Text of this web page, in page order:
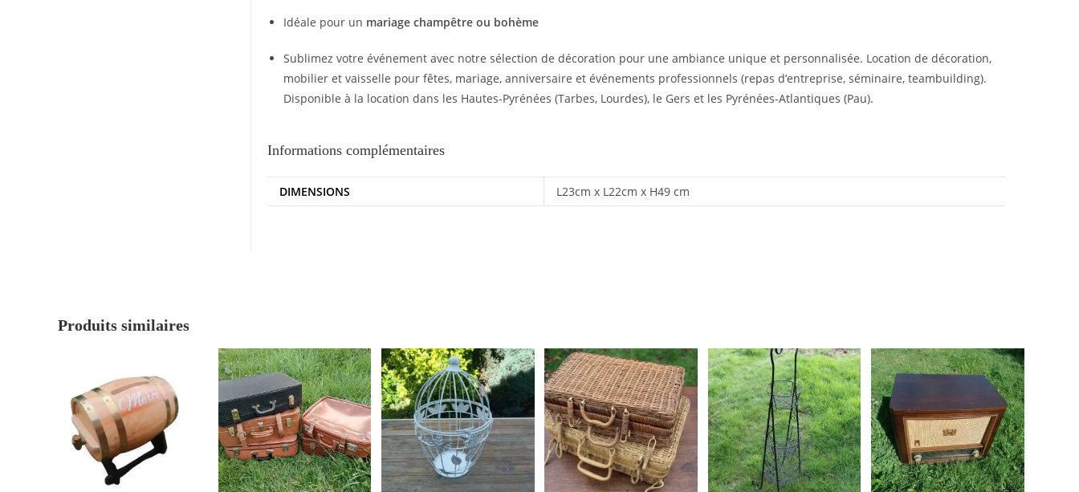
Idéale pour un mariage champêtre ou bohème
Sublimez votre événement avec notre sélection de décoration pour une ambiance unique et personnalisée. Location de décoration,
mobilier et vaisselle pour fêtes, mariage, anniversaire et événements professionnels (repas d’entreprise, séminaire, teambuilding).
Disponible à la location dans les Hautes-Pyrénées (Tarbes, Lourdes), le Gers et les Pyrénées-Atlantiques (Pau).
Informations complémentaires
DIMENSIONS L23cm x L22cm x H49 cm
Produits similaires